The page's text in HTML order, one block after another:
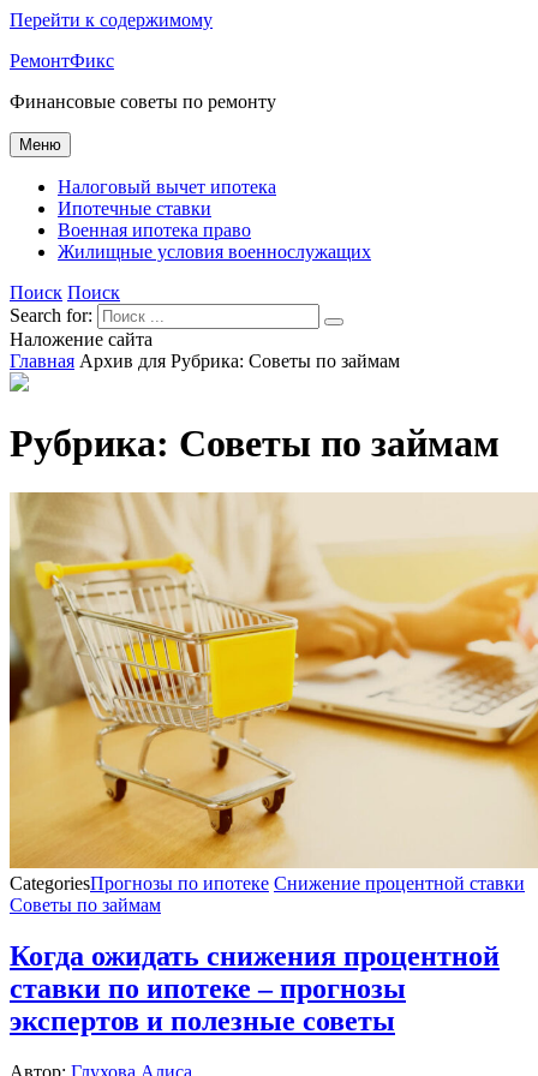
Перейти к содержимому
РемонтФикс
Финансовые советы по ремонту
Меню
Налоговый вычет ипотека
Ипотечные ставки
Военная ипотека право
Жилищные условия военнослужащих
Поиск Поиск
Search for:
Наложение сайта
Главная Архив для Рубрика: Советы по займам
Рубрика: Советы по займам
CategoriesПрогнозы по ипотеке Снижение процентной ставки
Советы по займам
Когда ожидать снижения процентной
ставки по ипотеке – прогнозы
экспертов и полезные советы
Автор: Глухова Алиса